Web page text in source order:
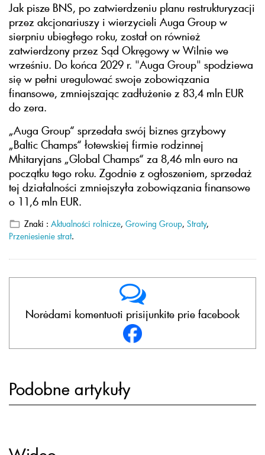
Jak pisze BNS, po zatwierdzeniu planu restrukturyzacji
przez akcjonariuszy i wierzycieli Auga Group w
sierpniu ubiegłego roku, został on również
zatwierdzony przez Sąd Okręgowy w Wilnie we
wrześniu. Do końca 2029 r. "Auga Group" spodziewa
się w pełni uregulować swoje zobowiązania
finansowe, zmniejszając zadłużenie z 83,4 mln EUR
do zera.
„Auga Group“ sprzedała swój biznes grzybowy
„Baltic Champs“ łotewskiej firmie rodzinnej
Mhitaryjans „Global Champs“ za 8,46 mln euro na
początku tego roku. Zgodnie z ogłoszeniem, sprzedaż
tej działalności zmniejszyła zobowiązania finansowe
o 11,6 mln EUR.
Znaki : Aktualności rolnicze, Growing Group, Straty,
Przeniesienie strat.
Norėdami komentuoti prisijunkite prie facebook
Podobne artykuły